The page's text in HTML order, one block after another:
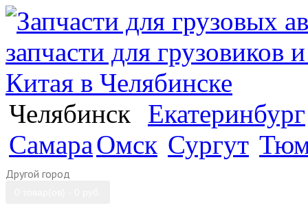
Челябинск
Екатеринбург
СамараОмск Сургут
Другой город